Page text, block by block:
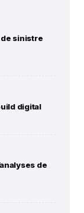
sinistre
digital
de